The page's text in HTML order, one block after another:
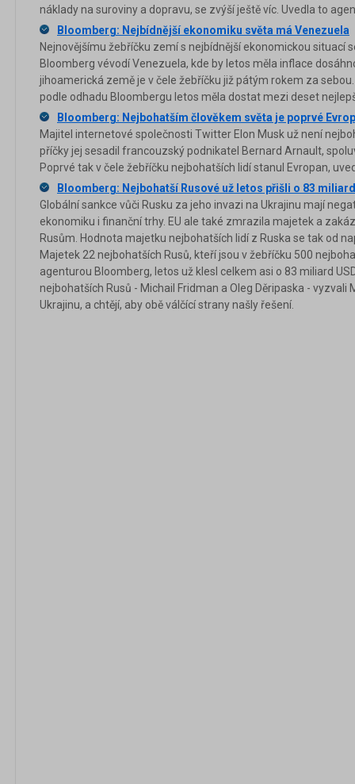
náklady na suroviny a dopravu, se zvýší ještě víc. Uvedla to
Bloomberg: Nejbídnější ekonomiku světa má Venezuela
Nejnovějšímu žebříčku zemí s nejbídnější ekonomickou situací
Bloomberg vévodí Venezuela, kde by letos měla inflace
jihoamerická země je v čele žebříčku již pátým rokem za
podle odhadu Bloombergu letos měla dostat mezi deset
Bloomberg: Nejbohatším člověkem světa je poprvé
Majitel internetové společnosti Twitter Elon Musk už není
příčky jej sesadil francouzský podnikatel Bernard Arnault,
Poprvé tak v čele žebříčku nejbohatších lidí stanul Evropan,
Bloomberg: Nejbohatší Rusové už letos přišli o 83
Globální sankce vůči Rusku za jeho invazi na Ukrajinu mají
ekonomiku i finanční trhy. EU ale také zmrazila majetek a
Rusům. Hodnota majetku nejbohatších lidí z Ruska se tak od
Majetek 22 nejbohatších Rusů, kteří jsou v žebříčku 500
agenturou Bloomberg, letos už klesl celkem asi o 83 miliard
nejbohatších Rusů - Michail Fridman a Oleg Děripaska - vyzvali
Ukrajinu, a chtějí, aby obě válčící strany našly řešení.